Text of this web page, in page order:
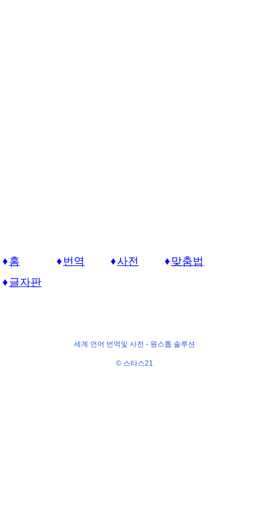
홈 번역 사전
맞춤법
글자판
세계 언어 번역및 사전 - 원스톱 솔루션
© 스타스21